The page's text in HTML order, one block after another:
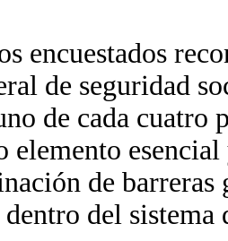
encuestados
de seguridad
de cada
elemento
de
del sistema